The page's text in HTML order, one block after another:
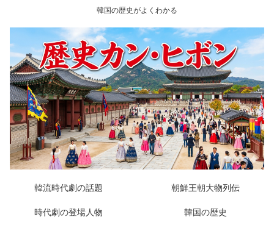
韓国の歴史がよくわかる
韓流時代劇の話題 朝鮮王朝大物列伝
時代劇の登場人物 韓国の歴史